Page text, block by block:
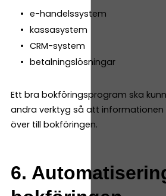
e-handelssystem
kassasystem
CRM-system
betalningslösningar
Ett bra bokföringsprogram ska
andra verktyg så att
över till bokföringen.
6.